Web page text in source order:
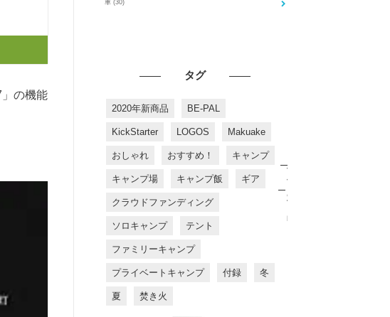
の機能
車 (30)
タグ
2020年新商品 BE-PAL
KickStarter LOGOS Makuake
おしゃれ おすすめ！ キャンプ
キャンプ場 キャンプ飯 ギア
クラウドファンディング
ソロキャンプ テント
ファミリーキャンプ
プライベートキャンプ 付録 冬
夏 焚き火
す
す
め
商
品